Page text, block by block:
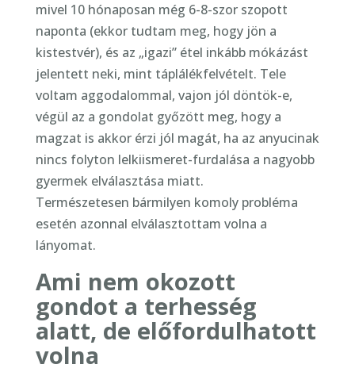
mivel 10 hónaposan még 6-8-szor szopott
naponta (ekkor tudtam meg, hogy jön a
kistestvér), és az „igazi” étel inkább mókázást
jelentett neki, mint táplálékfelvételt. Tele
voltam aggodalommal, vajon jól döntök-e,
végül az a gondolat győzött meg, hogy a
magzat is akkor érzi jól magát, ha az anyucinak
nincs folyton lelkiismeret-furdalása a nagyobb
gyermek elválasztása miatt.
Természetesen bármilyen komoly probléma
esetén azonnal elválasztottam volna a
lányomat.
Ami nem okozott
gondot a terhesség
alatt, de előfordulhatott
volna